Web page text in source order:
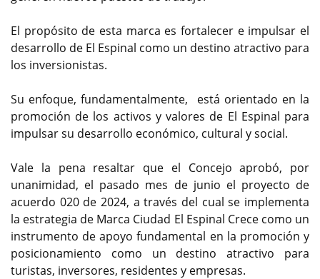
El propósito de esta marca es fortalecer e impulsar el
desarrollo de El Espinal como un destino atractivo para
los inversionistas.
Su enfoque, fundamentalmente, está orientado en la
promoción de los activos y valores de El Espinal para
impulsar su desarrollo económico, cultural y social.
Vale la pena resaltar que el Concejo aprobó, por
unanimidad, el pasado mes de junio el proyecto de
acuerdo 020 de 2024, a través del cual se implementa
la estrategia de Marca Ciudad El Espinal Crece como un
instrumento de apoyo fundamental en la promoción y
posicionamiento como un destino atractivo para
turistas, inversores, residentes y empresas.